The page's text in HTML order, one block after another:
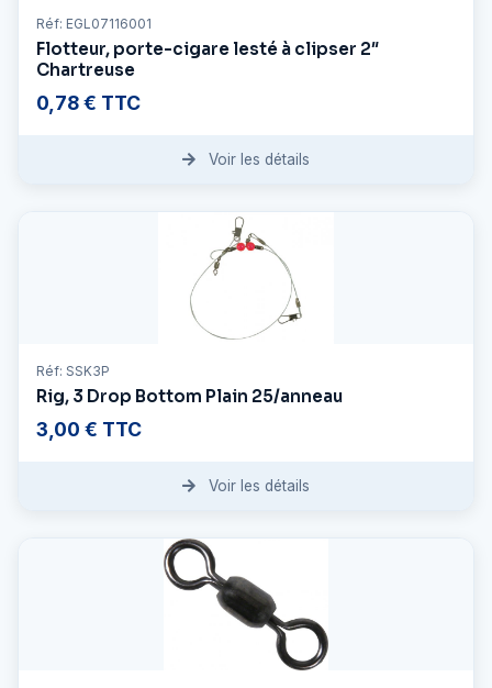
Réf: EGL07116001
Flotteur, porte-cigare lesté à clipser 2″
Chartreuse
0,78 € TTC
Voir les détails
Réf: SSK3P
Rig, 3 Drop Bottom Plain 25/anneau
3,00 € TTC
Voir les détails